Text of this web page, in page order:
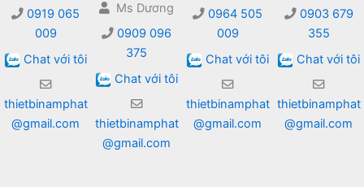
0919 065
009
Chat với tôi
thietbinamphat
@gmail.com
Ms Dương
0909 096
375
Chat với tôi
thietbinamphat
@gmail.com
0964 505
009
Chat với tôi
thietbinamphat
@gmail.com
0903 679
355
Chat với tôi
thietbinamphat
@gmail.com